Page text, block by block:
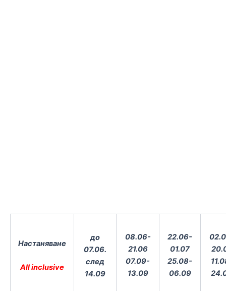
Настаняване
All inclusive
до
07.06.
след
14.09
08.06-
21.06
07.09-
13.09
22.06-
01.07
25.08-
06.09